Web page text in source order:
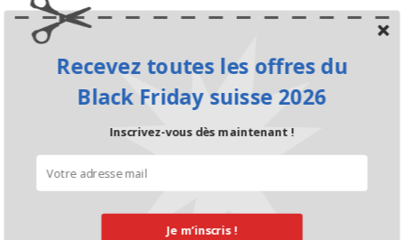
Je m’inscris !
Recevez toutes les offres du
Black Friday suisse 2026
Inscrivez-vous dès maintenant !